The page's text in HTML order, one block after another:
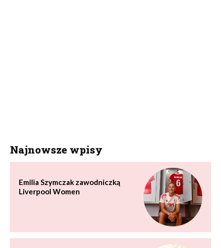
Najnowsze wpisy
Emilia Szymczak zawodniczką
Liverpool Women